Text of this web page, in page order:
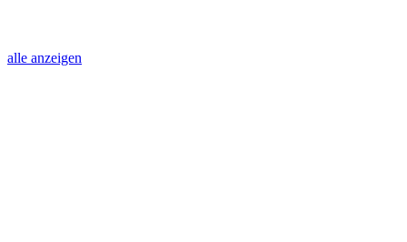
alle anzeigen